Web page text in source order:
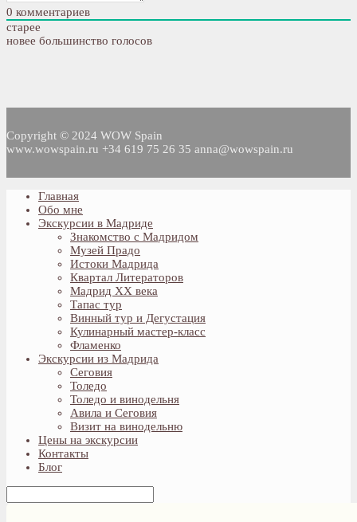
0 комментариев
старее
новее большинство голосов
Copyright © 2024 WOW Spain
www.wowspain.ru +34 619 75 26 35 anna@wowspain.ru
Главная
Обо мне
Экскурсии в Мадриде
Знакомство с Мадридом
Музей Прадо
Истоки Мадрида
Квартал Литераторов
Мадрид XX века
Тапас тур
Винный тур и Дегустация
Кулинарный мастер-класс
Фламенко
Экскурсии из Мадрида
Сеговия
Толедо
Толедо и винодельня
Авила и Сеговия
Визит на винодельню
Цены на экскурсии
Контакты
Блог